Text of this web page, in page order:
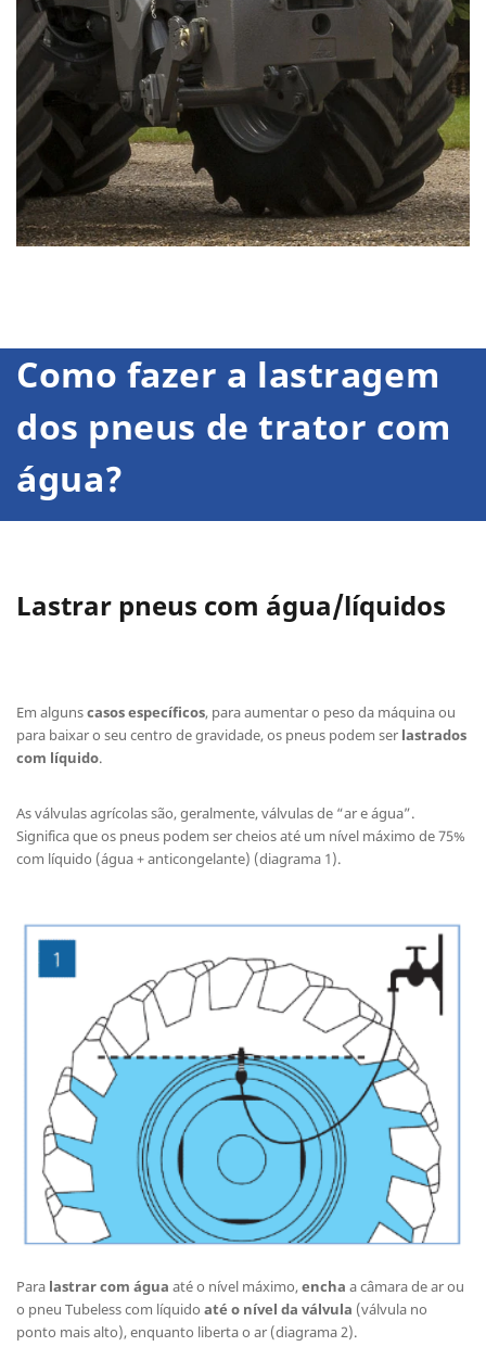
Como fazer a lastragem
dos pneus de trator com
água?
Lastrar pneus com água/líquidos
Em algunscasos específicos, para aumentar o peso da máquina ou
para baixar o seu centro de gravidade, os pneus podem ser lastrados
com líquido.
As válvulas agrícolas são, geralmente, válvulas de “ar e água”.
Significa que os pneus podem ser cheios até um nível máximo de 75%
com líquido (água + anticongelante) (diagrama 1).
Para lastrar com água até o nível máximo,encha a câmara de ar ou
o pneu Tubeless com líquido até o nível da válvula (válvula no
ponto mais alto), enquanto liberta o ar (diagrama 2).